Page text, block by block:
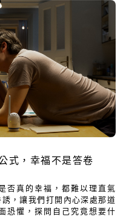
式，幸福不是答卷
否真的幸福，都難以理直氣
，讓我們打開內心深處那道
恐懼，探問自己究竟想要什